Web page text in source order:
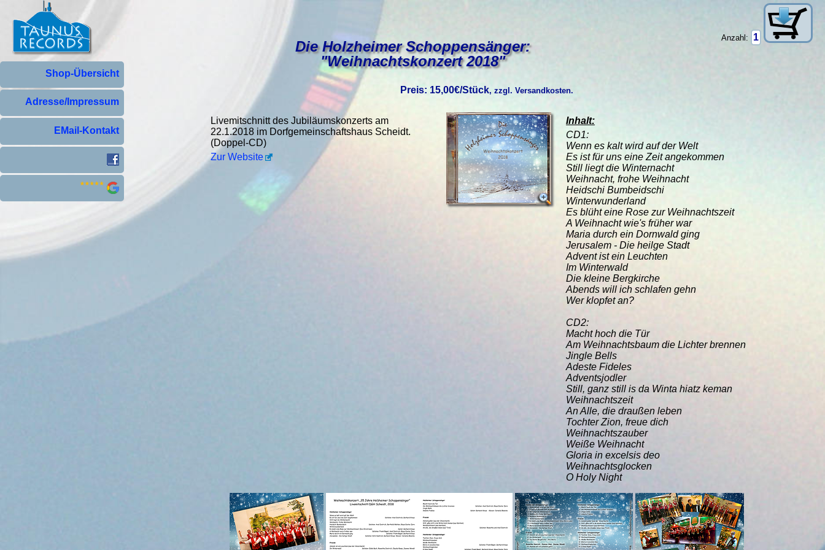
Die Holzheimer Schoppensänger:
"Weihnachtskonzert 2018"
Shop-Übersicht
Adresse/Impressum
EMail-Kontakt
Preis: 15,00€/Stück, zzgl. Versandkosten.
Anzahl:
Livemitschnitt des Jubiläumskonzerts am
22.1.2018 im Dorfgemeinschaftshaus Scheidt.
(Doppel-CD)
Zur Website
Inhalt:
CD1:
Wenn es kalt wird auf der Welt
Es ist für uns eine Zeit angekommen
Still liegt die Winternacht
Weihnacht, frohe Weihnacht
Heidschi Bumbeidschi
Winterwunderland
Es blüht eine Rose zur Weihnachtszeit
A Weihnacht wie's früher war
Maria durch ein Dornwald ging
Jerusalem - Die heilge Stadt
Advent ist ein Leuchten
Im Winterwald
Die kleine Bergkirche
Abends will ich schlafen gehn
Wer klopfet an?
CD2:
Macht hoch die Tür
Am Weihnachtsbaum die Lichter brennen
Jingle Bells
Adeste Fideles
Adventsjodler
Still, ganz still is da Winta hiatz keman
Weihnachtszeit
An Alle, die draußen leben
Tochter Zion, freue dich
Weihnachtszauber
Weiße Weihnacht
Gloria in excelsis deo
Weihnachtsglocken
O Holy Night